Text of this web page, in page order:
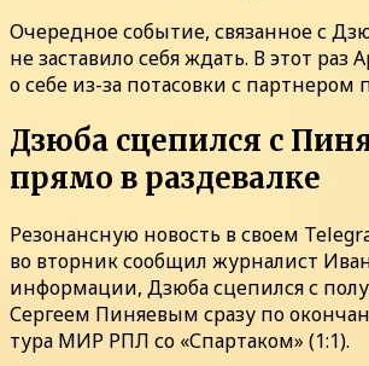
Очередное событие, связанное с
не заставило себя ждать. В этот
о себе из-за потасовки с партнером
Дзюба сцепился с
прямо в раздевалке
Резонансную новость в своем
во вторник сообщил журналист
информации, Дзюба сцепился с
Сергеем Пиняевым сразу по
тура МИР РПЛ со «Спартаком» (1:1).